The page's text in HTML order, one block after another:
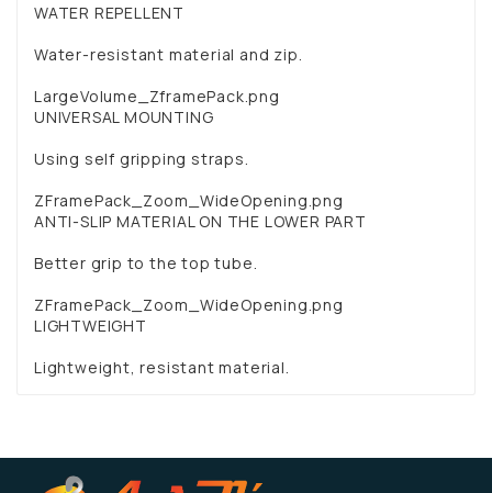
WATER REPELLENT
Water-resistant material and zip.
LargeVolume_ZframePack.png
UNIVERSAL MOUNTING
Using self gripping straps.
ZFramePack_Zoom_WideOpening.png
ANTI-SLIP MATERIAL ON THE LOWER PART
Better grip to the top tube.
ZFramePack_Zoom_WideOpening.png
LIGHTWEIGHT
Lightweight, resistant material.